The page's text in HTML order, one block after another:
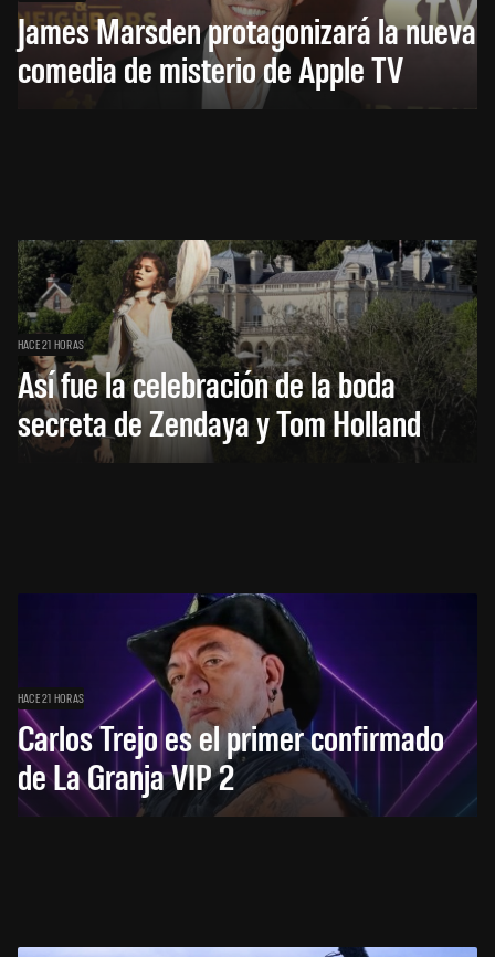
James Marsden protagonizará la nueva
comedia de misterio de Apple TV
HACE 21 HORAS
Así fue la celebración de la boda
secreta de Zendaya y Tom Holland
HACE 21 HORAS
Carlos Trejo es el primer confirmado
de La Granja VIP 2